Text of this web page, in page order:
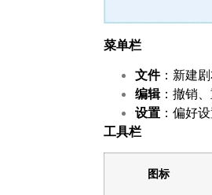
菜单栏
文件：新建
编辑：撤销、
设置 ：偏好
工具栏
图标